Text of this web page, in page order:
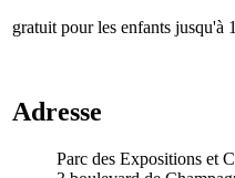
gratuit pour les enfants jusqu'à
Adresse
Parc des Expositions et